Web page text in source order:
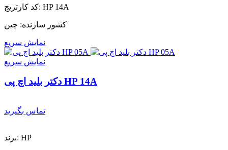
کد کارتریج: HP 14A
کشور سازنده: چین
نمایش سریع
نمایش سریع
دکتر بلید اچ پی HP 14A
تماس بگیرید
برند: HP